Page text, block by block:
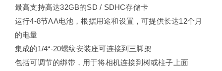
最高支持高达32GB的SD / SDHC存储卡
运行4-8节AA电池，根据用途和设置，可提供长达12个月
的电量
集成的1/4“-20螺纹安装座可连接到三脚架
包括可调节的绑带，用于将相机连接到树或柱子上面